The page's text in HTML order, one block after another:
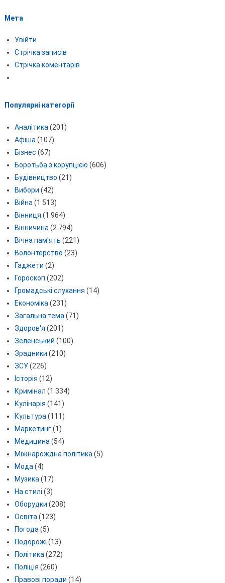
Мета
Увійти
Стрічка записів
Стрічка коментарів
Популярні категорії
Аналітика (201)
Афіша (107)
Бізнес (67)
Боротьба з корупцією (606)
Будівництво (21)
Вибори (42)
Війна (1 513)
Вінниця (1 964)
Вінничина (2 794)
Вічна пам'ять (221)
Волонтерство (23)
Гаджети (2)
Гороскоп (202)
Громадські слухання (14)
Економіка (231)
Загальна тема (71)
Здоров'я (201)
Зеленський (100)
Зрадники (210)
ЗСУ(226)
Історія (12)
Кримінал (1 334)
Кулінарія (141)
Культура (111)
Маркетинг(1)
Медицина (54)
Міжнарождна політика (5)
Мода (4)
Музика (17)
На стилі (3)
Оборудки (208)
Освіта (123)
Погода (5)
Подорожі (13)
Політика (272)
Поліція (260)
Правові поради (14)